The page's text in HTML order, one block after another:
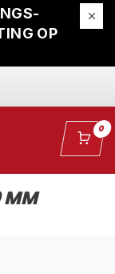
OP
0
MM